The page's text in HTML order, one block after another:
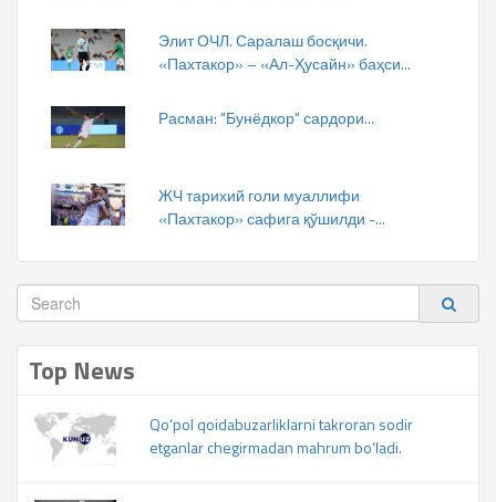
Элит ОЧЛ. Саралаш босқичи.
«Пахтакор» – «Ал-Ҳусайн» баҳси...
Расман: "Бунёдкор" сардори...
ЖЧ тарихий голи муаллифи
«Пахтакор» сафига қўшилди -...
Top News
Qo‘pol qoidabuzarliklarni takroran sodir
etganlar chegirmadan mahrum bo‘ladi.